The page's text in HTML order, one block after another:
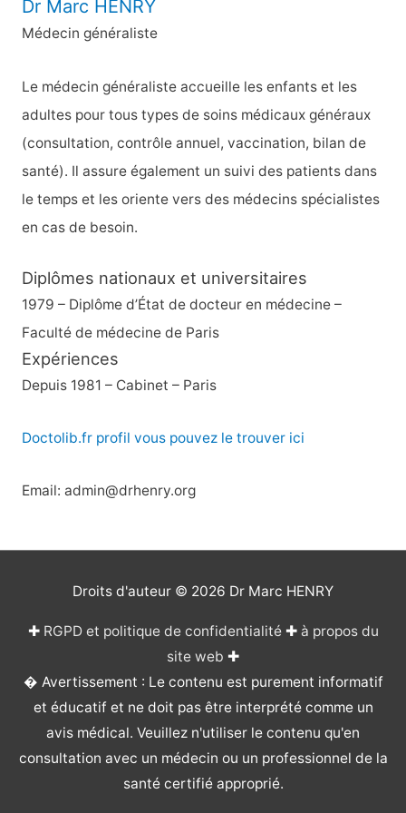
Dr Marc HENRY
Médecin généraliste
Le médecin généraliste accueille les enfants et les
adultes pour tous types de soins médicaux généraux
(consultation, contrôle annuel, vaccination, bilan de
santé). Il assure également un suivi des patients dans
le temps et les oriente vers des médecins spécialistes
en cas de besoin.
Diplômes nationaux et universitaires
1979 – Diplôme d’État de docteur en médecine –
Faculté de médecine de Paris
Expériences
Depuis 1981 – Cabinet – Paris
Doctolib.fr profil vous pouvez le trouver ici
Email: admin@drhenry.org
Droits d'auteur © 2026 Dr Marc HENRY
✚ RGPD et politique de confidentialité✚ à propos du
site web ✚
� Avertissement : Le contenu est purement informatif
et éducatif et ne doit pas être interprété comme un
avis médical. Veuillez n'utiliser le contenu qu'en
consultation avec un médecin ou un professionnel de la
santé certifié approprié.